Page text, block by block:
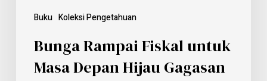
Buku Koleksi Pengetahuan
Bunga Rampai Fiskal untuk
Masa Depan Hijau Gagasan